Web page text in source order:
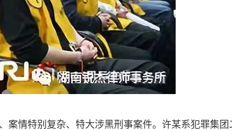
情特别复杂、特大涉黑刑事案件。许某系犯罪集团